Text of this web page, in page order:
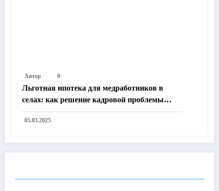
Автор 0
Льготная ипотека для медработников в
селах: как решение кадровой проблемы
улучшит жизнь в России
05.03.2025